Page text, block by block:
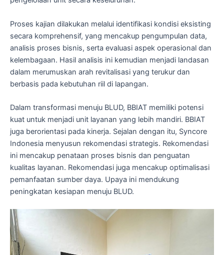
Proses kajian dilakukan melalui identifikasi kondisi eksisting
secara komprehensif, yang mencakup pengumpulan data,
analisis proses bisnis, serta evaluasi aspek operasional dan
kelembagaan. Hasil analisis ini kemudian menjadi landasan
dalam merumuskan arah revitalisasi yang terukur dan
berbasis pada kebutuhan riil di lapangan.
Dalam transformasi menuju BLUD, BBIAT memiliki potensi
kuat untuk menjadi unit layanan yang lebih mandiri. BBIAT
juga berorientasi pada kinerja. Sejalan dengan itu, Syncore
Indonesia menyusun rekomendasi strategis. Rekomendasi
ini mencakup penataan proses bisnis dan penguatan
kualitas layanan. Rekomendasi juga mencakup optimalisasi
pemanfaatan sumber daya. Upaya ini mendukung
peningkatan kesiapan menuju BLUD.